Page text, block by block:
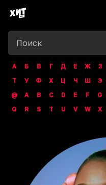
А Б В Г Д Е Ж З
Т
У Ф Х Ц Ч Ш Э
@
A B C D E F G
Q
R S T U V W X